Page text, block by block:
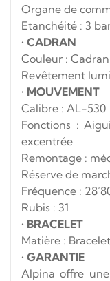
Organe de
Etanchéité : 3
• CADRAN
Couleur :
Revêtement
• MOUVEMENT
Calibre : AL-530
Fonctions :
excentrée
Remontage :
Réserve de
Fréquence :
Rubis : 31
• BRACELET
Matière :
• GARANTIE
Alpina offre